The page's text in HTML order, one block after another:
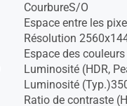
CourbureS/O
Espace entre les
Résolution
Espace des
Luminosité (HDR,
Luminosité
Ratio de contraste